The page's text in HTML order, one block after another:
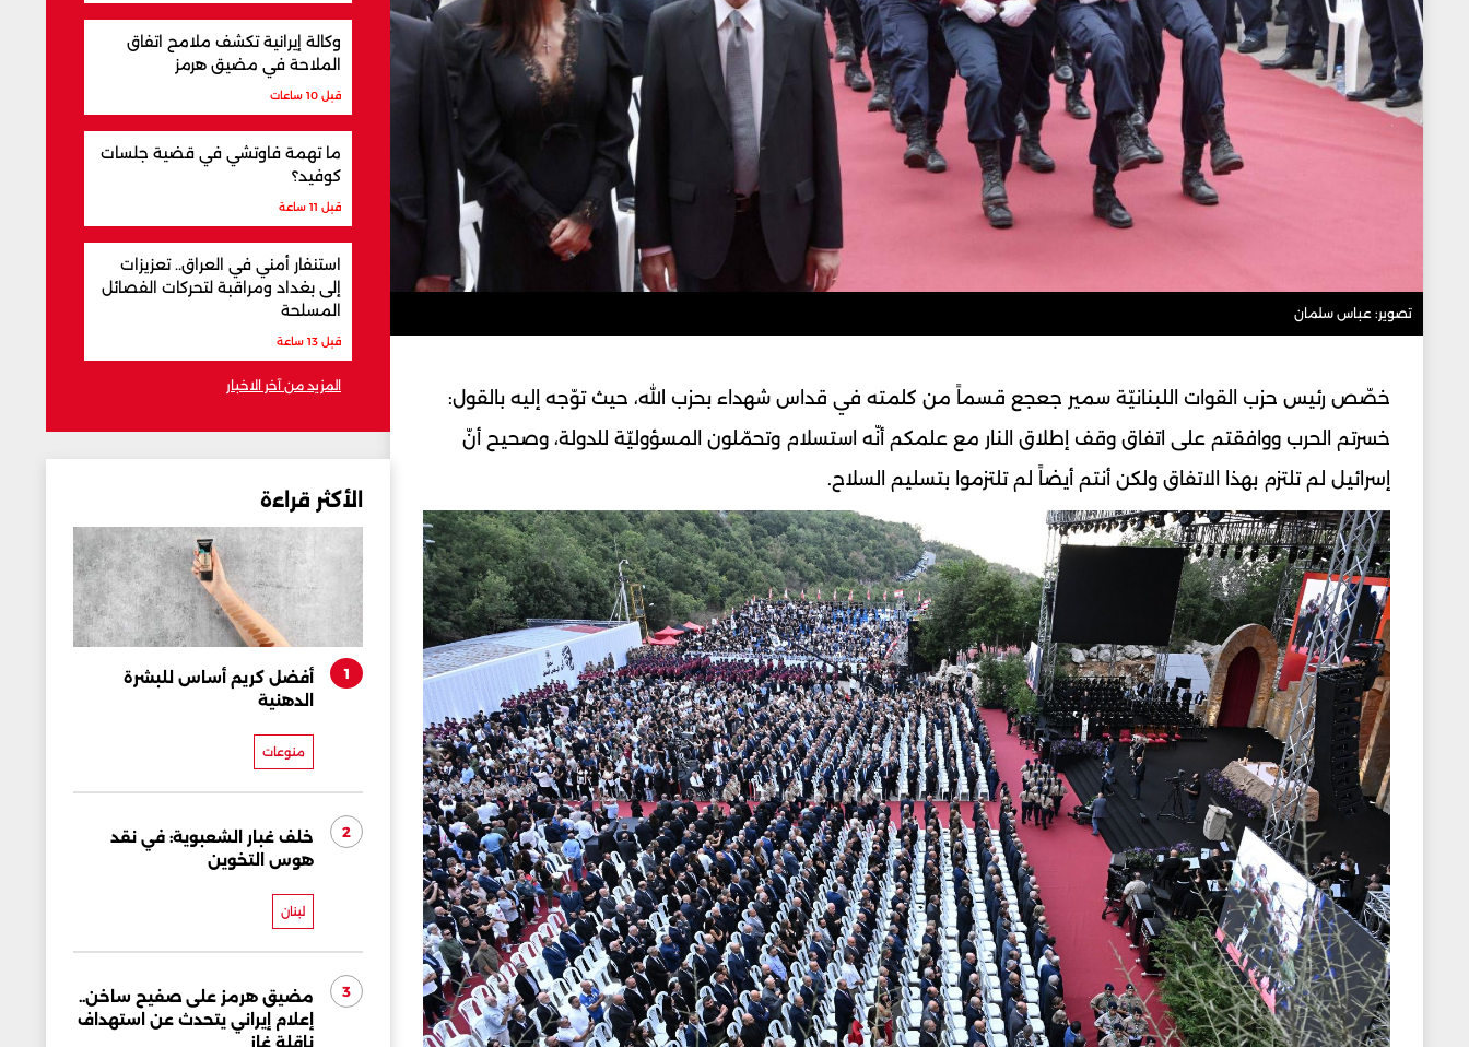
تصوير: عباس سلمان
خصّص رئيس حزب القوات اللبنانيّة سمير جعجع قسماً من كلمته في قداس شهداء بحزب الله، حيث توّجه إليه بالقول:
خسرتم الحرب ووافقتم على اتفاق وقف إطلاق النار مع علمكم أنّه استسلام وتحمّلون المسؤوليّة للدولة، وصحيح أنّ
إسرائيل لم تلتزم بهذا الاتفاق ولكن أنتم أيضاً لم تلتزموا بتسليم السلاح.
وكالة إيرانية تكشف ملامح اتفاق
الملاحة في مضيق هرمز
قبل 10 ساعات
ما تهمة فاوتشي في قضية جلسات
كوفيد؟
قبل 11 ساعة
استنفار أمني في العراق.. تعزيزات
إلى بغداد ومراقبة لتحركات الفصائل
المسلحة
قبل 13 ساعة
المزيد من آخر الاخبار
الأكثر قراءة
1
أفضل كريم أساس للبشرة
الدهنية
منوعات
2
خلف غبار الشعبوية: في نقد
هوس التخوين
لبنان
3
مضيق هرمز على صفيح ساخن..
إعلام إيراني يتحدث عن استهداف
ناقلة غاز